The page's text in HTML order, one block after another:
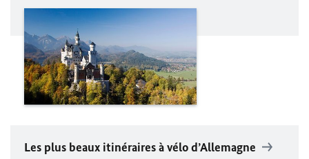
Les plus beaux itinéraires à vélo d’Allemagne